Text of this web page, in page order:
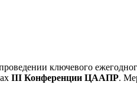
ключевого
III Конференции ЦААПР.